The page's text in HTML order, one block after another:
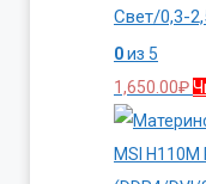
Свет/0,3-
0из 5
1,650.00₽